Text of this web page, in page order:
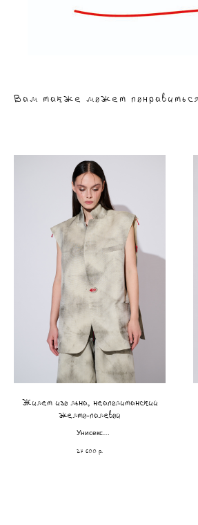
Вам также может
Жилет изо льна, неаполитанский
желто-палевой
Унисекс
27 600 р.